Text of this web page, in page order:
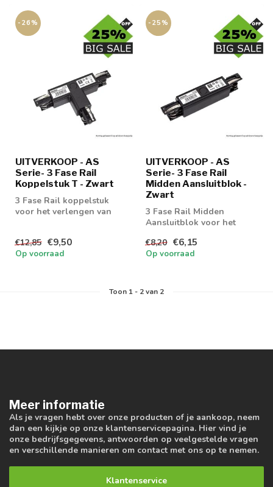
-26%
UITVERKOOP - AS
Serie- 3 Fase Rail
Koppelstuk T - Zwart
3 Fase Rail koppelstuk
voor het verlengen van
€12,85 €9,50
Op voorraad
-25%
UITVERKOOP - AS
Serie- 3 Fase Rail
Midden Aansluitblok -
Zwart
3 Fase Rail Midden
Aansluitblok voor het
Fase Rail
€8,20 €6,15
Op voorraad
Toon 1- 2van 2
Meer informatie
Als je vragen hebt over onze producten of je aankoop, neem
dan een kijkje op onze klantenservicepagina. Hier vind je
onze bedrijfsgegevens, antwoorden op veelgestelde vragen
en verschillende manieren om contact met ons op te nemen.
Klantenservice